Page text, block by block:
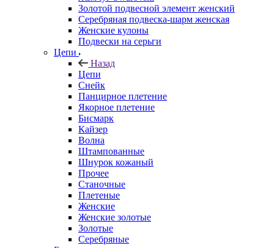
Золотой подвесной элемент женcкий
Серебряная подвеска-шарм женская
Женские кулоны
Подвески на серьги
Цепи
Назад
Цепи
Снейк
Панцирное плетение
Якорное плетение
Бисмарк
Кайзер
Волна
Штампованные
Шнурок кожаный
Прочее
Станочные
Плетеные
Женские
Женские золотые
Золотые
Серебряные